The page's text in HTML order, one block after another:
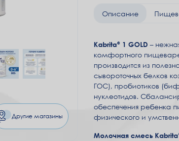
Другие магазины
Описание
Kabrita® 1 GOLD –
комфортного
производится из
сывороточных белков
ГОС), пробиотиков
нуклеотидов.
обеспечения ребенка
физического и
Молочная смесь